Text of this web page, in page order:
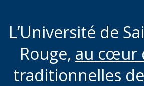
L’Université de
Rouge, au cœur
traditionnelles